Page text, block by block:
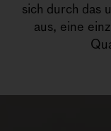
sich durch das
aus, eine